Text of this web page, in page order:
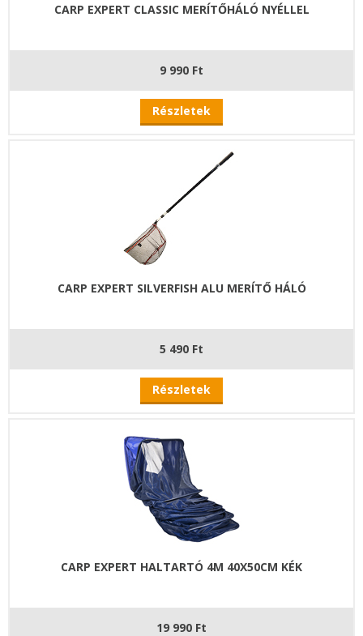
CARP EXPERT CLASSIC MERÍTŐHÁLÓ NYÉLLEL
9 990 Ft
Részletek
CARP EXPERT SILVERFISH ALU MERÍTŐ HÁLÓ
5 490 Ft
Részletek
CARP EXPERT HALTARTÓ 4M 40X50CM KÉK
19 990 Ft